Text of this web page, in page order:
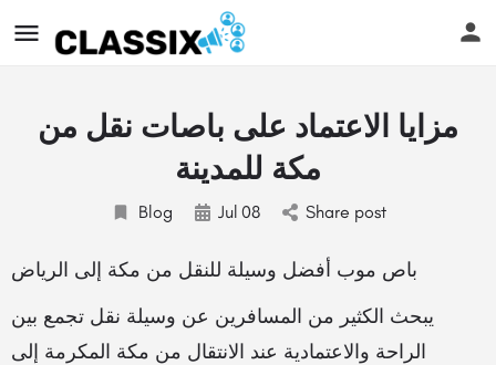
مزايا الاعتماد على باصات نقل من
مكة للمدينة
Blog Jul 08 Share post
باص موب أفضل وسيلة للنقل من مكة إلى الرياض
يبحث الكثير من المسافرين عن وسيلة نقل تجمع بين
الراحة والاعتمادية عند الانتقال من مكة المكرمة إلى